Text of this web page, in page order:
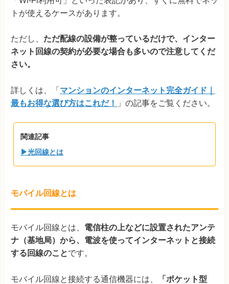
トが使えるケースがあります。
ただし、 ただ配線の設備が整っているだけで、インター
ネット回線の契約が必要な場合も多いので注意してくだ
さい。
詳しくは、「 マンションのインターネット完全ガイド｜
最もお得な選び方はこれだ！
」の記事をご覧ください。
関連記事
▶光回線とは
モバイル回線とは
モバイル回線とは、 電信柱の上などに設置されたアンテ
ナ（基地局）から、電波を使ってインターネットと接続
する回線のことです。
モバイル回線と接続する通信機器には、
「ポケット型